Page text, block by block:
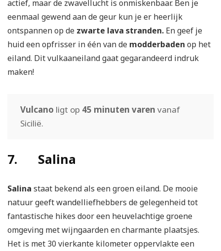
actief, maar de zwavellucht is onmiskenbaar. Ben je
eenmaal gewend aan de geur kun je er heerlijk
ontspannen op de zwarte lava stranden. En geef je
huid een opfrisser in één van de modderbaden op het
eiland. Dit vulkaaneiland gaat gegarandeerd indruk
maken!
Vulcano ligt op 45 minuten varen vanaf
Sicilië.
7. Salina
Salina staat bekend als een groen eiland. De mooie
natuur geeft wandelliefhebbers de gelegenheid tot
fantastische hikes door een heuvelachtige groene
omgeving met wijngaarden en charmante plaatsjes.
Het is met 30 vierkante kilometer oppervlakte een